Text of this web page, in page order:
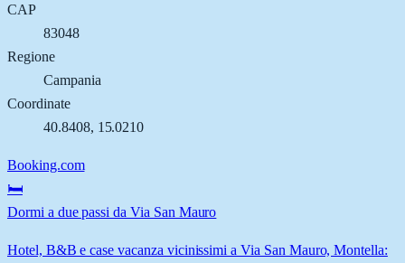
CAP
83048
Regione
Campania
Coordinate
40.8408, 15.0210
Booking.com
🛏️
Dormi a due passi da Via San Mauro
Hotel, B&B e case vacanza vicinissimi a Via San Mauro, Montella: